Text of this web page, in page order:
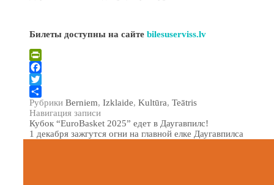
Билеты доступны на сайте bilesuserviss.lv
PrintFriendly
Facebook
Twitter
Отправить
Рубрики Berniem, Izklaide, Kultūra, Teātris
Навигация записи
Кубок “EuroBasket 2025” едет в Даугавпилс!
1 декабря зажгутся огни на главной елке Даугавпилса